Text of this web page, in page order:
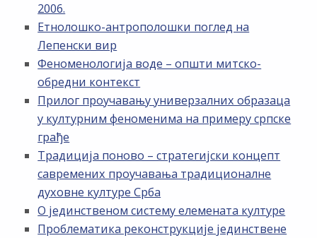
2006.
Етнолошко-антрополошки поглед на
Лепенски вир
Феноменологија воде – општи митско-
обредни контекст
Прилог проучавању универзалних образаца
у културним феноменима на примеру српске
грађе
Традиција поново – стратегијски концепт
савремених проучавања традиционалне
духовне културе Срба
О јединственом систему елемената културе
Проблематика реконструкције јединствене